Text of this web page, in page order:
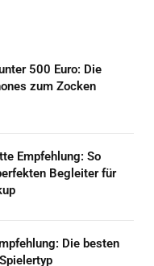
500 Euro: Die
zum Zocken
Empfehlung: So
Begleiter für
Die besten